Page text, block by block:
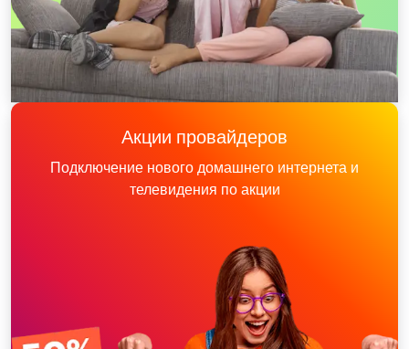
Акции провайдеров
Подключение нового домашнего интернета и
телевидения по акции